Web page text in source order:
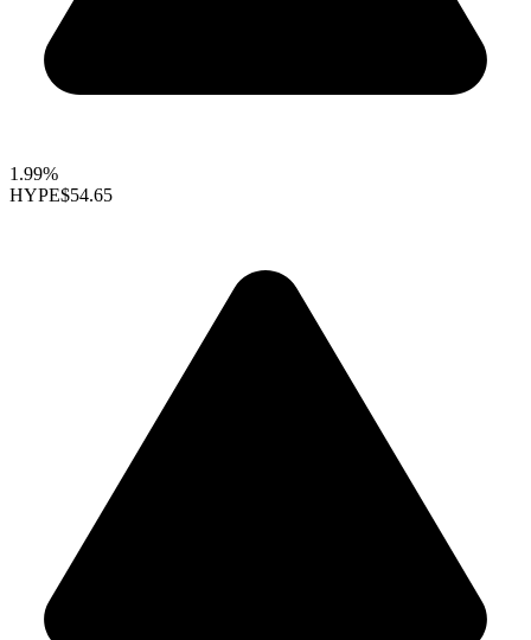
1.99%
HYPE$54.65